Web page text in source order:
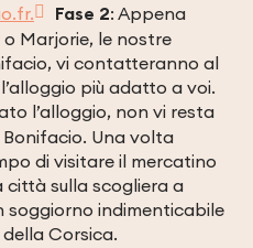
Fase 2: Appena
Marjorie, le nostre
vi contatteranno al
più adatto a voi.
l’alloggio, non vi resta
Una volta
di visitare il mercatino
città sulla scogliera a
soggiorno indimenticabile
Corsica.